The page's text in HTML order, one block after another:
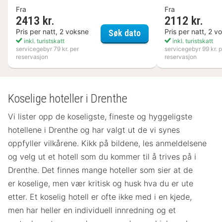
Fra
2413 kr.
Pris per natt, 2 voksne
inkl. turistskatt
servicegebyr 79 kr. per
reservasjon
Søk datoKosta Boda Art Hotel
Fra
2112 kr.
Pris per natt, 2
inkl. turistskatt
servicegebyr 99 kr.
reservasjon
Koselige hoteller i Drenthe
Vi lister opp de koseligste, fineste og hyggeligste
hotellene i Drenthe og har valgt ut de vi synes
oppfyller vilkårene. Kikk på bildene, les anmeldelsene
og velg ut et hotell som du kommer til å trives på i
Drenthe. Det finnes mange hoteller som sier at de
er koselige, men vær kritisk og husk hva du er ute
etter. Et koselig hotell er ofte ikke med i en kjede,
men har heller en individuell innredning og et